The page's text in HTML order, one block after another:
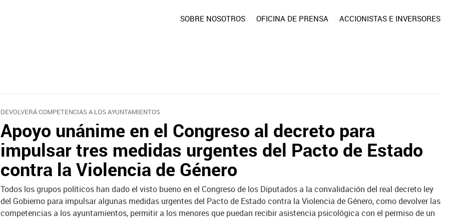
SOBRE NOSOTROS OFICINA DE PRENSA ACCIONISTAS E INVERSORES
DEVOLVERÁ COMPETENCIAS A LOS AYUNTAMIENTOS
Apoyo unánime en el Congreso al decreto para
impulsar tres medidas urgentes del Pacto de Estado
contra la Violencia de Género
Todos los grupos políticos han dado el visto bueno en el Congreso de los Diputados a la convalidación del real decreto ley
del Gobierno para impulsar algunas medidas urgentes del Pacto de Estado contra la Violencia de Género, como devolver las
competencias a los ayuntamientos, permitir a los menores que puedan recibir asistencia psicológica con el permiso de un